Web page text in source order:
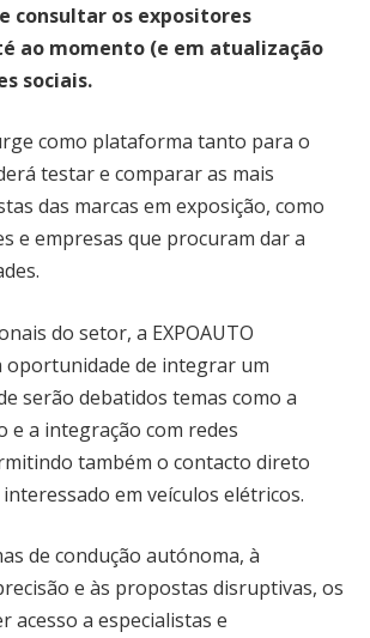
consultar os expositores
ao momento (e em atualização
sociais.
como plataforma tanto para o
testar e comparar as mais
das marcas em exposição, como
e empresas que procuram dar a
do setor, a EXPOAUTO
oportunidade de integrar um
serão debatidos temas como a
e a integração com redes
também o contacto direto
em veículos elétricos.
de condução autónoma, à
e às propostas disruptivas, os
acesso a especialistas e